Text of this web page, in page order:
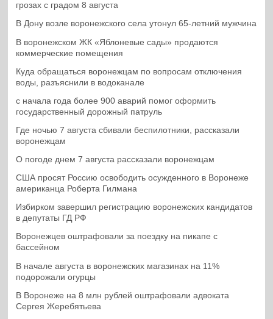
грозах с градом 8 августа
В Дону возле воронежского села утонул 65-летний мужчина
В воронежском ЖК «Яблоневые сады» продаются
коммерческие помещения
Куда обращаться воронежцам по вопросам отключения
воды, разъяснили в водоканале
с начала года более 900 аварий помог оформить
государственный дорожный патруль
Где ночью 7 августа сбивали беспилотники, рассказали
воронежцам
О погоде днем 7 августа рассказали воронежцам
США просят Россию освободить осужденного в Воронеже
американца Роберта Гилмана
Избирком завершил регистрацию воронежских кандидатов
в депутаты ГД РФ
Воронежцев оштрафовали за поездку на пикапе с
бассейном
В начале августа в воронежских магазинах на 11%
подорожали огурцы
В Воронеже на 8 млн рублей оштрафовали адвоката
Сергея Жеребятьева